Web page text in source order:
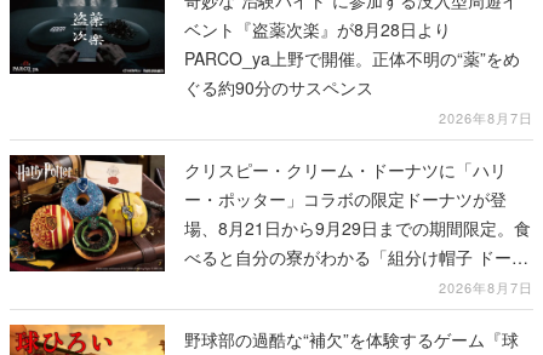
ベント『盗薬次楽』が8月28日より
PARCO_ya上野で開催。正体不明の“薬”をめ
ぐる約90分のサスペンス
2026年8月7日
クリスピー・クリーム・ドーナツに「ハリ
ー・ポッター」コラボの限定ドーナツが登
場、8月21日から9月29日までの期間限定。食
べると自分の寮がわかる「組分け帽子 ドーナ
ツ」や4種セットの「ホグワーツ ボックス」
も
2026年8月7日
野球部の過酷な“補欠”を体験するゲーム『球